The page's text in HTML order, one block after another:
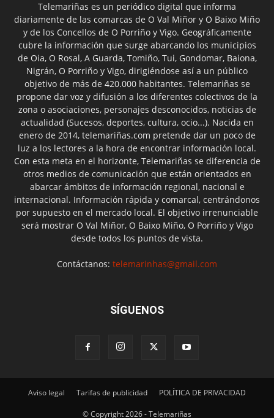
Telemariñas es un periódico digital que informa
diariamente de las comarcas de O Val Miñor y O Baixo Miño
y de los Concellos de O Porriño y Vigo. Geográficamente
cubre la información que surge abarcando los municipios
de Oia, O Rosal, A Guarda, Tomiño, Tui, Gondomar, Baiona,
Nigrán, O Porriño y Vigo, dirigiéndose así a un público
objetivo de más de 420.000 habitantes. Telemariñas se
propone dar voz y difusión a los diferentes colectivos de la
zona o asociaciones, personajes desconocidos, noticias de
actualidad (Sucesos, deportes, cultura, ocio...). Nacida en
enero de 2014, telemariñas.com pretende dar un poco de
luz a los lectores a la hora de encontrar información local.
Con esta meta en el horizonte, Telemariñas se diferencia de
otros medios de comunicación que están orientados en
abarcar ámbitos de información regional, nacional e
internacional. Información rápida y comarcal, centrándonos
por supuesto en el mercado local. El objetivo irrenunciable
será mostrar O Val Miñor, O Baixo Miño, O Porriño y Vigo
desde todos los puntos de vista.
Contáctanos: telemarinhas@gmail.com
SÍGUENOS
Aviso legal Tarifas de publicidad POLÍTICA DE PRIVACIDAD
© Copyright 2026 - Telemariñas